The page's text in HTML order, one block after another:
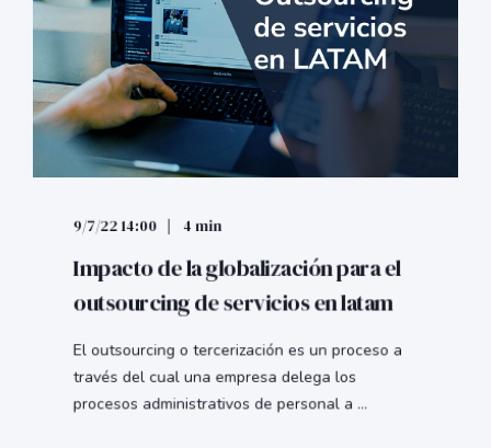
9/7/22 14:00 4 min
Impacto de la globalización para el
outsourcing de servicios en latam
El outsourcing o tercerización es un proceso a
través del cual una empresa delega los
procesos administrativos de personal a ...